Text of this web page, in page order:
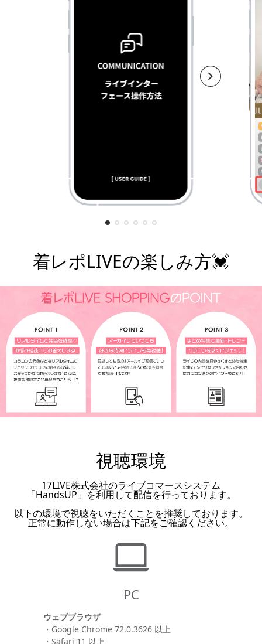
¥7,800
着レポLIVEの楽しみ方💓
視聴環境
17LIVE株式会社のライブコマースシステム
「HandsUP」を利用して配信を行っております。
以下の環境で視聴をいただくことを推奨しております。
正常に動作しない場合は下記をご確認ください。
PC
ウェブブラウザ
・Google Chrome 72.0.3626 以上
・Safari 11 以上